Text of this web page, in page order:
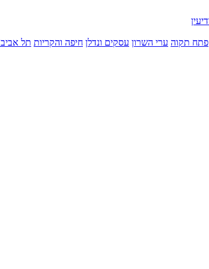
פתח תקוה ערי השרון עסקים ונדלן חיפה והקריות תל אביב